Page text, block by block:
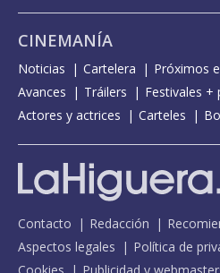
CINEMANÍA
Noticias Cartelera Próximos
Avances
Tráilers
Festivales +
Actores y actrices
Carteles
Contacto Redacción
Aspectos legales
Política de